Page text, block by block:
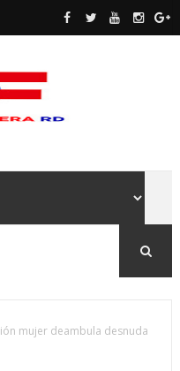
mujer deambula desnuda